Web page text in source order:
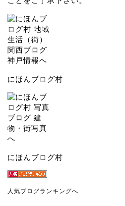
にほんブログ村
にほんブログ村
人気ブログランキングへ